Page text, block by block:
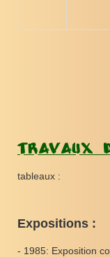
Travaux
tableaux :
Expositions :
- 1985: Exposition